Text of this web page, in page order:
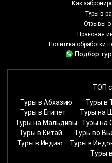
Как
Туры в
Отзывы о
Правовая
Политика обработки
Подбор
ТОП
Туры в Абхазию
Туры в
Туры в Египет
Туры на
Туры на Мальдивы
Туры на
Туры в Китай
Туры во
Туры в Индию
Туры в
Туры